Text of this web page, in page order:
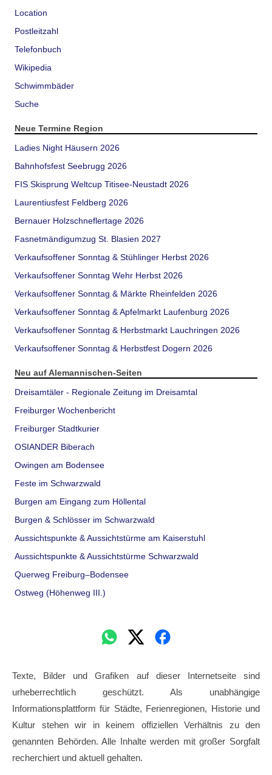
Location
Postleitzahl
Telefonbuch
Wikipedia
Schwimmbäder
Suche
Neue Termine Region
Ladies Night Häusern 2026
Bahnhofsfest Seebrugg 2026
FIS Skisprung Weltcup Titisee-Neustadt 2026
Laurentiusfest Feldberg 2026
Bernauer Holzschneflertage 2026
Fasnetmändigumzug St. Blasien 2027
Verkaufsoffener Sonntag & Stühlinger Herbst 2026
Verkaufsoffener Sonntag Wehr Herbst 2026
Verkaufsoffener Sonntag & Märkte Rheinfelden 2026
Verkaufsoffener Sonntag & Apfelmarkt Laufenburg 2026
Verkaufsoffener Sonntag & Herbstmarkt Lauchringen 2026
Verkaufsoffener Sonntag & Herbstfest Dogern 2026
Neu auf Alemannischen-Seiten
Dreisamtäler - Regionale Zeitung im Dreisamtal
Freiburger Wochenbericht
Freiburger Stadtkurier
OSIANDER Biberach
Owingen am Bodensee
Feste im Schwarzwald
Burgen am Eingang zum Höllental
Burgen & Schlösser im Schwarzwald
Aussichtspunkte & Aussichtstürme am Kaiserstuhl
Aussichtspunkte & Aussichtstürme Schwarzwald
Querweg Freiburg–Bodensee
Ostweg (Höhenweg III.)
Texte, Bilder und Grafiken auf dieser Internetseite sind
urheberrechtlich geschützt. Als unabhängige
Informationsplattform für Städte, Ferienregionen, Historie und
Kultur stehen wir in keinem offiziellen Verhältnis zu den
genannten Behörden. Alle Inhalte werden mit großer Sorgfalt
recherchiert und aktuell gehalten.